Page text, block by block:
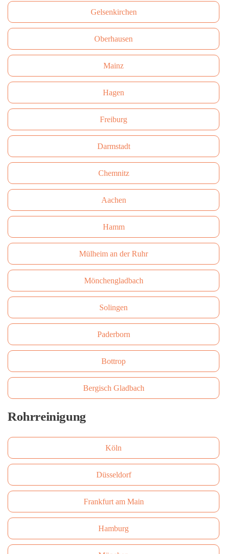
Gelsenkirchen
Oberhausen
Mainz
Hagen
Freiburg
Darmstadt
Сhemnitz
Aachen
Hamm
Mülheim an der Ruhr
Mönchengladbach
Solingen
Paderborn
Bottrop
Bergisch Gladbach
Rohrreinigung
Köln
Düsseldorf
Frankfurt am Main
Hamburg